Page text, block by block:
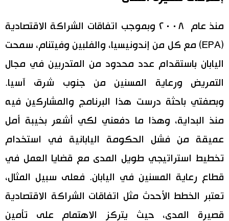
منذ عام ٢٠٠٨ وبموجب اتفاقات الشراكة الاقتصادية
(EPA) مع كل من إندونيسيا، والفلبين وفيتنام، سمحت
اليابان باستقدام عدد محدود من المتدربين في مجال
التمريض ورعاية المسنين من جنوب شرق آسيا.
وبصفتي باحثة درست هذا البرنامج والمشاركين فيه
منذ البداية، وهذا ما دفعني لكي أشعر بخيبة أمل
عميقة من فشل الحكومة اليابانية في استخدام
تخطيط استراتيجي طويل المدى مع قضايا العمل في
قطاع رعاية المسنين في اليابان. فعلى سبيل المثال،
تعتبر الخطط الأحدث مثل اتفاقات الشراكة الاقتصادية
قصيرة المدى، حيث يتركز الاهتمام على تأمين